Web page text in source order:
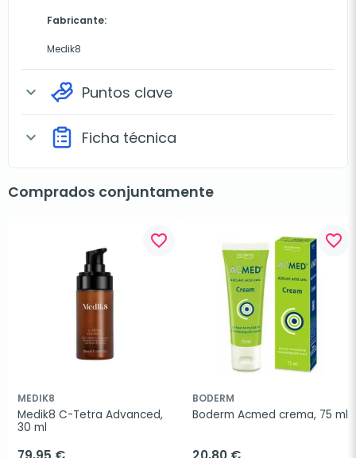
Fabricante:
Medik8
expand_more Puntos clave
expand_more Ficha técnica
Comprados conjuntamente
favorite_border
MEDIK8
Medik8 C-Tetra Advanced,
30 ml
favorite_border
BODERM
Boderm Acmed crema, 75 ml